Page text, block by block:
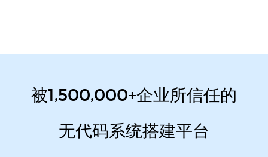
被1,500,000+企业所信任的
无代码系统搭建平台